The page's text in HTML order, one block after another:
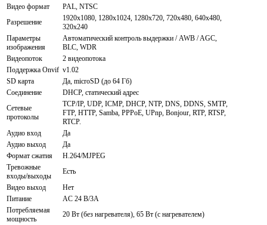
Видео формат
PAL, NTSC
Разрешение
1920х1080, 1280х1024, 1280х720, 720х480, 640х480,
320х240
Параметры
изображения
Автоматический контроль выдержки / AWB / AGC,
BLC, WDR
Видеопоток
2 видеопотока
Поддержка Onvif v1.02
SD карта
Да, microSD (до 64 Гб)
Соединение
DHCP, статический адрес
Сетевые
протоколы
TCP/IP, UDP, ICMP, DHCP, NTP, DNS, DDNS, SMTP,
FTP, HTTP, Samba, PPPoE, UPnp, Bonjour, RTP, RTSP,
RTCP.
Аудио вход
Да
Аудио выход
Да
Формат сжатия
H.264/MJPEG
Тревожные
входы/выходы
Есть
Видео выход
Нет
Питание
AC 24 В/3A
Потребляемая
мощность
20 Вт (без нагревателя), 65 Вт (с нагревателем)